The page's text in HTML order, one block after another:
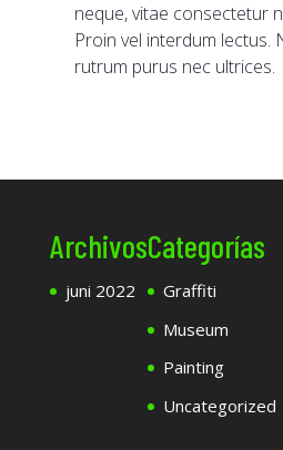
neque, vitae consectetur
Proin vel interdum lectus.
rutrum purus nec ultrices.
Archivos
juni 2022
Categorías
Graffiti
Museum
Painting
Uncategorized